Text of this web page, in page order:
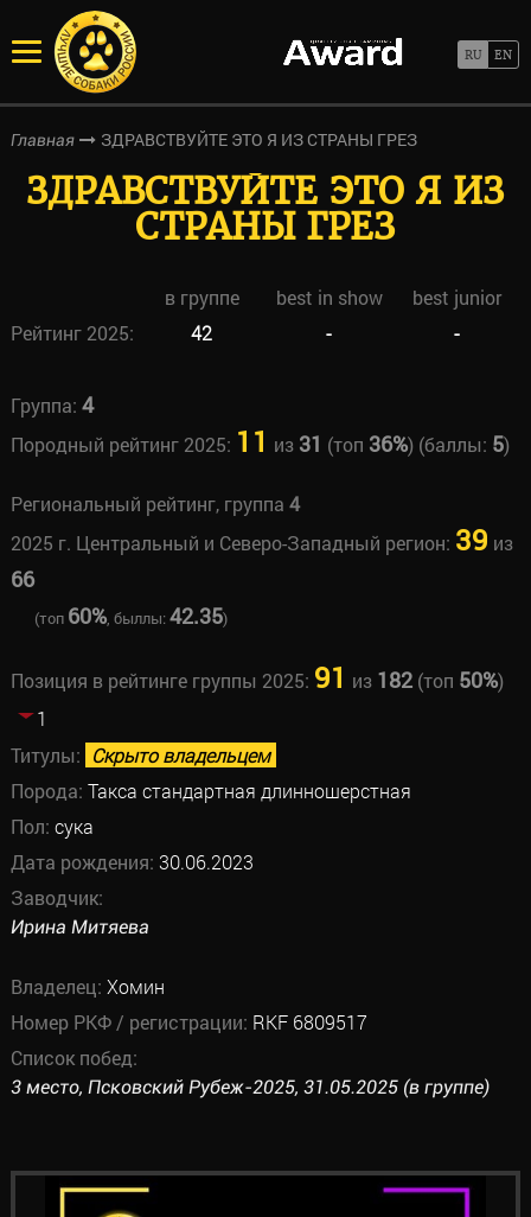
Главная ЗДРАВСТВУЙТЕ ЭТО Я ИЗ СТРАНЫ ГРЕЗ
ЗДРАВСТВУЙТЕ ЭТО Я ИЗ
СТРАНЫ ГРЕЗ
в группе best in show
best junior
Рейтинг 2025:
42 - -
Группа: 4
Породный рейтинг 2025: 11 из 31 (топ 36%) (баллы: 5)
Региональный рейтинг, группа 4
2025 г. Центральный и Северо-Западный регион: 39 из
66
(топ 60%, быллы:42.35)
Позиция в рейтинге группы 2025: 91 из 182(топ 50%)
1
Титулы: Скрыто владельцем
Порода: Такса стандартная длинношерстная
Пол: сука
Дата рождения: 30.06.2023
Заводчик:
Ирина Митяева
Владелец: Хомин
Номер РКФ / регистрации: RKF 6809517
Список побед:
3 место, Псковский Рубеж-2025, 31.05.2025 (в группе)